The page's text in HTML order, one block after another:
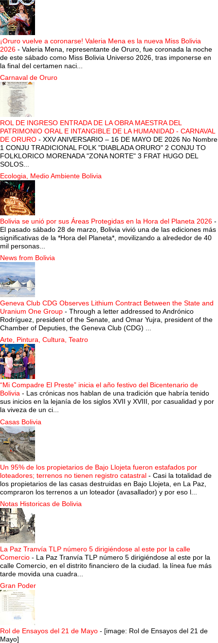
¡Oruro vuelve a coronarse! Valeria Mena es la nueva Miss Bolivia
2026 - Valeria Mena, representante de Oruro, fue coronada la noche
de este sábado como Miss Bolivia Universo 2026, tras imponerse en
la final del certamen naci...
Carnaval de Oruro
ROL DE INGRESO ENTRADA DE LA OBRA MAESTRA DEL
PATRIMONIO ORAL E INTANGIBLE DE LA HUMANIDAD - CARNAVAL
DE ORURO - XXV ANIVERSARIO – 16 DE MAYO DE 2026 No Nombre
1 CONJU TRADICIONAL FOLK "DIABLADA ORURO" 2 CONJU TO
FOLKLORICO MORENADA "ZONA NORTE" 3 FRAT HUGO DEL
SOLOS...
Ecologia, Medio Ambiente Bolivia
Bolivia se unió por sus Áreas Protegidas en la Hora del Planeta 2026 -
El pasado sábado 28 de marzo, Bolivia vivió una de las ediciones más
significativas de la *Hora del Planeta*, movilizando a alrededor de 40
mil personas...
News from Bolivia
Geneva Club CDG Observes Lithium Contract Between the State and
Uranium One Group - Through a letter addressed to Andrónico
Rodríguez, president of the Senate, and Omar Yujra, president of the
Chamber of Deputies, the Geneva Club (CDG) ...
Arte, Pintura, Cultura, Teatro
“Mi Compadre El Preste” inicia el año festivo del Bicentenario de
Bolivia - Las crónicas nos hablan de una tradición que habría tenido
sus inicios en la lejanía de los siglos XVII y XVIII, por casualidad y por
la viveza de un ci...
Casas Bolivia
Un 95% de los propietarios de Bajo Llojeta fueron estafados por
loteadores; terrenos no tienen registro catastral - Casi la totalidad de
los propietarios de las casas destruidas en Bajo Llojeta, en La Paz,
compraron los terrenos a un loteador (avasallador) y por eso l...
Notas Historicas de Bolivia
La Paz Tranvía TLP número 5 dirigiéndose al este por la calle
Comercio - La Paz Tranvía TLP número 5 dirigiéndose al este por la
calle Comercio, en el distrito financiero de la ciudad. la línea fue más
tarde movida una cuadra...
Gran Poder
Rol de Ensayos del 21 de Mayo - [image: Rol de Ensayos del 21 de
Mayo]